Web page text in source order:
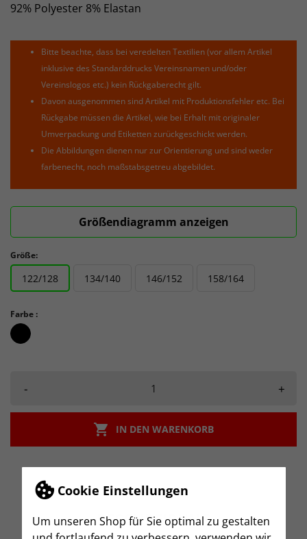
Cookie Einstellungen
Um unseren Shop für Sie optimal zu gestalten
92% Polyester 8% Elastan
Bitte beachte, dass bei veredelten Textilien (vor allem Artikel
inklusive des Standarddrucks Vereinsnamen und/oder
Vereinslogos etc.) kein Rückgaberecht gilt.
Davon ausgenommen sind Artikel mit Produktionsfehler etc. Bei
Rückgabe müssen die Artikel, wie bei Erhalt mit originaler
Umverpackung und Etiketten zurückgeschickt werden.
Die Abbildungen dienen nur zur Orientierung und sind weder
farbenecht, noch maßstabsgetreu abgebildet.
Größendiagramm anzeigen
Größe:
122/128 134/140 146/152 158/164
Farbe :
schwarz_schwarz
- +
 IN DEN WARENKORB
BESCHREIBUNG